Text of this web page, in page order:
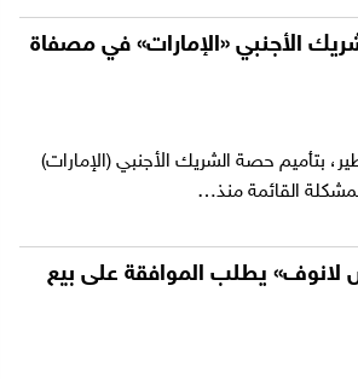
الأجنبي «الإمارات» في مصفاة
بتأميم حصة الشريك الأجنبي (الإمارات)
القائمة منذ…
لانوف» يطلب الموافقة على بيع